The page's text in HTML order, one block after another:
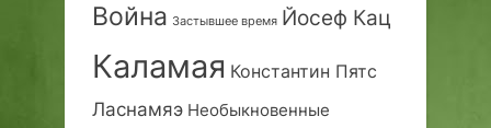
Война Застывшее время Йосеф Кац
Каламая Константин Пятс
Ласнамяэ Необыкновенные